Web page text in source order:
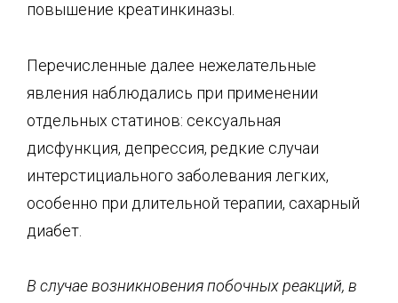
повышение креатинкиназы.
Перечисленные далее нежелательные
явления наблюдались при применении
отдельных статинов: сексуальная
дисфункция, депрессия, редкие случаи
интерстициального заболевания легких,
особенно при длительной терапии, сахарный
диабет.
В случае возникновения побочных реакций, в